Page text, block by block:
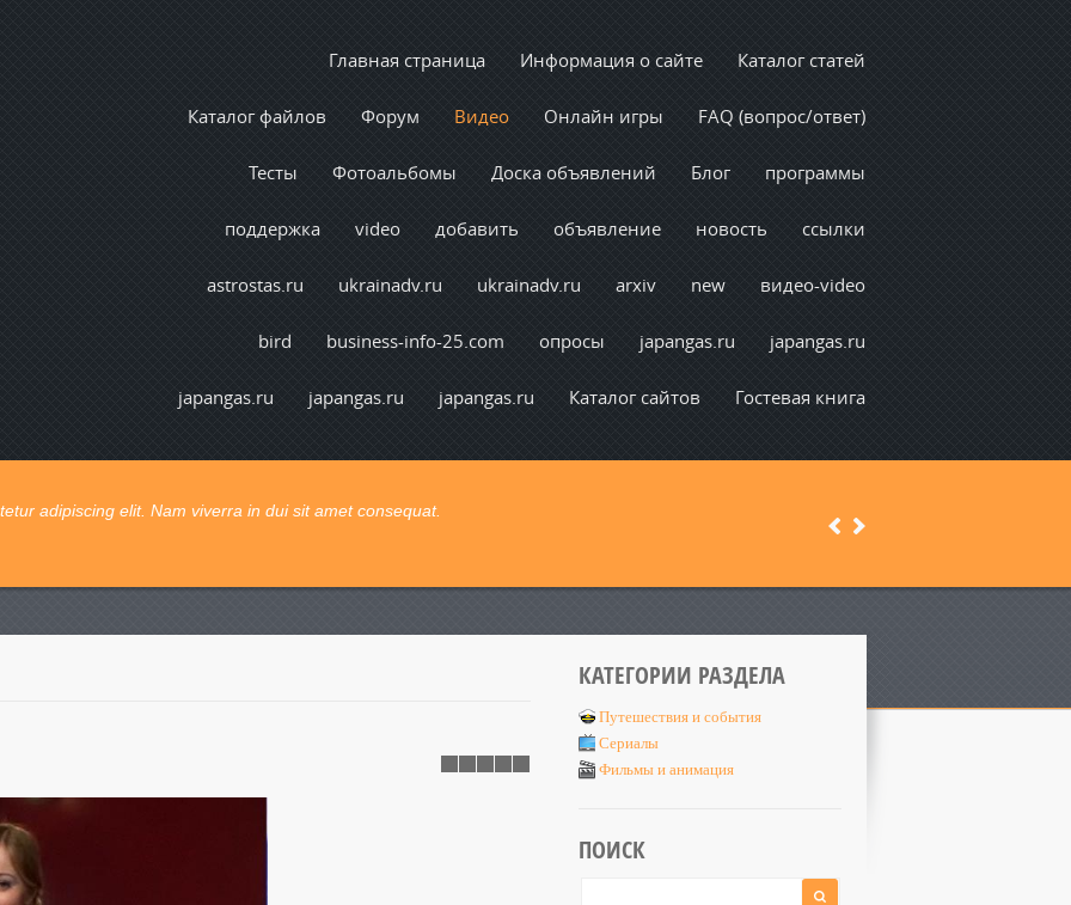
Главная страница Информация о сайте Каталог статей
Каталог файлов Форум Видео Онлайн игры FAQ (вопрос/ответ)
Тесты Фотоальбомы Доска объявлений Блог программы
поддержка video добавить объявление новость ссылки
astrostas.ru ukrainadv.ru ukrainadv.ru arxiv new видео-video
bird business-info-25.com опросы japangas.ru japangas.ru
japangas.ru japangas.ru japangas.ru Каталог сайтов Гостевая книга
adipiscing elit. Nam viverra in dui sit amet consequat.
congue. Ut pretium vel lectus vel consectetur.
Previous
КАТЕГОРИИ РАЗДЕЛА
Путешествия и события
Сериалы
Фильмы и анимация
ПОИСК